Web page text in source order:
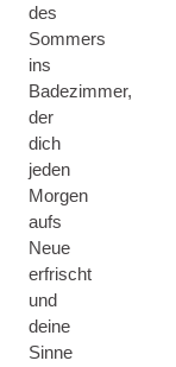
des
Sommers
ins
Badezimmer,
der
dich
jeden
Morgen
aufs
Neue
erfrischt
und
deine
Sinne